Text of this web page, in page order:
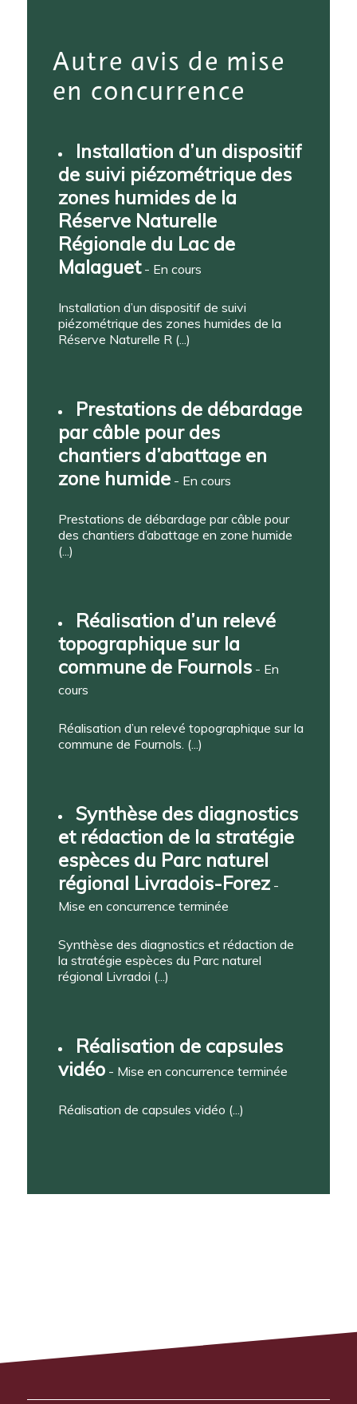
Autre avis de mise
en concurrence
Installation d’un dispositif
de suivi piézométrique des
zones humides de la
Réserve Naturelle
Régionale du Lac de
Malaguet- En cours
Installation d’un dispositif de suivi
piézométrique des zones humides de la
Réserve Naturelle R (...)
Prestations de débardage
par câble pour des
chantiers d’abattage en
zone humide- En cours
Prestations de débardage par câble pour
des chantiers d’abattage en zone humide
(...)
Réalisation d’un relevé
topographique sur la
commune de Fournols- En
cours
Réalisation d’un relevé topographique sur la
commune de Fournols. (...)
Synthèse des diagnostics
et rédaction de la stratégie
espèces du Parc naturel
régional Livradois-Forez-
Mise en concurrence terminée
Synthèse des diagnostics et rédaction de
la stratégie espèces du Parc naturel
régional Livradoi (...)
Réalisation de capsules
vidéo- Mise en concurrence terminée
Réalisation de capsules vidéo (...)